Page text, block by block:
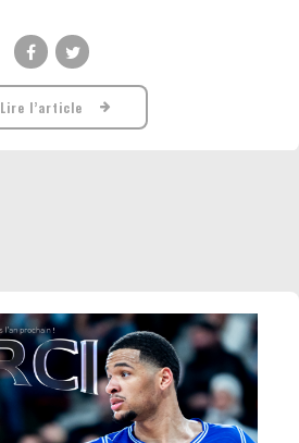
Lire l’article